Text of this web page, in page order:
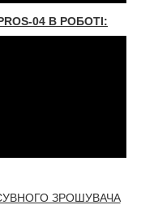
04 В РОБОТІ:
ЗРОШУВАЧА